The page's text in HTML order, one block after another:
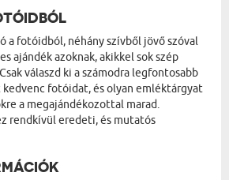
a fotóidból, néhány szívből jövő szóval
ajándék azoknak, akikkel sok szép
válaszd ki a számodra legfontosabb
fotóidat, és olyan emléktárgyat
a megajándékozottal marad.
rendkívül eredeti, és mutatós